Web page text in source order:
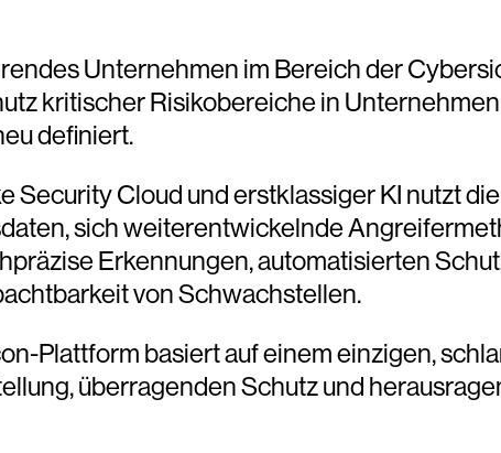
Unternehmen im Bereich der
kritischer Risikobereiche in
definiert.
Security Cloud und erstklassiger KI nutzt
sich weiterentwickelnde
Erkennungen, automatisierten
von Schwachstellen.
Plattform basiert auf einem einzigen,
überragenden Schutz und